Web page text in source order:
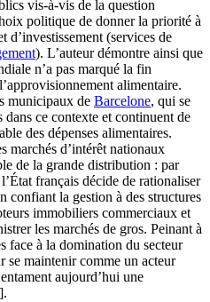
vis-à-vis de la question
politique de donner la priorité à
d’investissement (services de
). L’auteur démontre ainsi que
n’a pas marqué la fin
alimentaire.
municipaux de Barcelone, qui se
ce contexte et continuent de
des dépenses alimentaires.
marchés d’intérêt nationaux
de la grande distribution : par
l’État français décide de rationaliser
confiant la gestion à des structures
immobiliers commerciaux et
les marchés de gros. Peinant à
face à la domination du secteur
se maintenir comme un acteur
aujourd’hui une
].